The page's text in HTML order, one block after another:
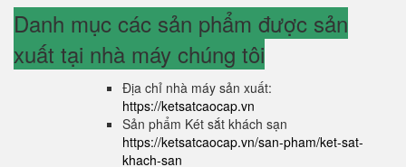
Danh mục các sản phẩm được sản
xuất tại nhà máy chúng tôi
Địa chỉ nhà máy sản xuất:
https://ketsatcaocap.vn
Sản phẩm Két sắt khách sạn
https://ketsatcaocap.vn/san-pham/ket-sat-
khach-san